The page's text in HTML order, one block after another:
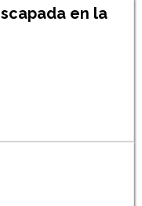
en la